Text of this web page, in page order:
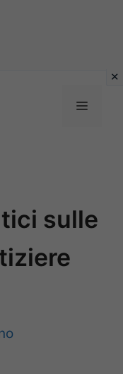
Menu
sulle